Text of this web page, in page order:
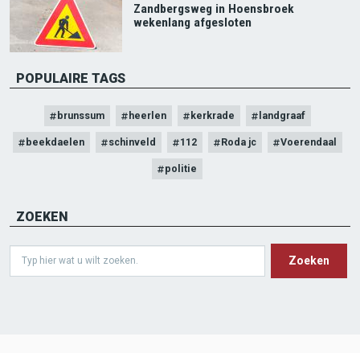
Zandbergsweg in Hoensbroek
wekenlang afgesloten
POPULAIRE TAGS
brunssum heerlen kerkrade landgraaf
beekdaelen schinveld 112 Roda jc Voerendaal
politie
ZOEKEN